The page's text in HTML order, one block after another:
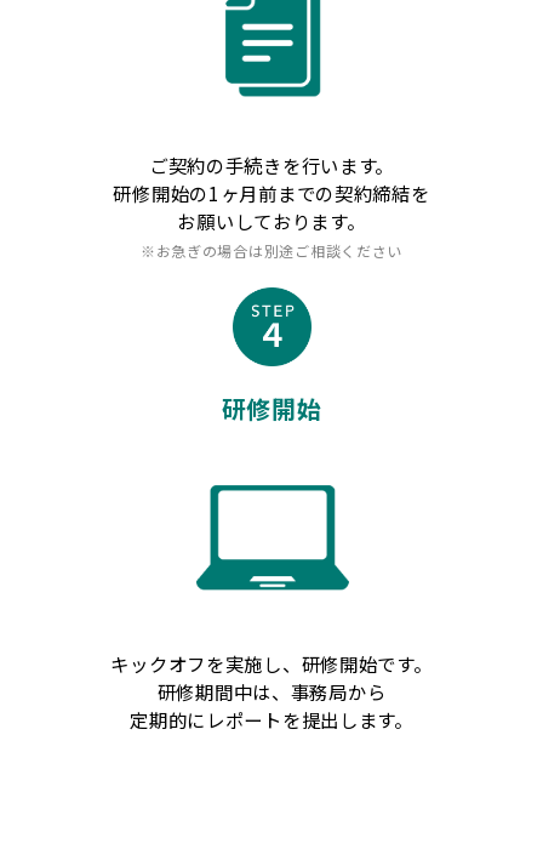
ご契約の手続きを行います。
研修開始の1ヶ月前までの契約締結を
お願いしております。
※お急ぎの場合は別途ご相談ください
研修開始
キックオフを実施し、研修開始です。
研修期間中は、事務局から
定期的にレポートを提出します。